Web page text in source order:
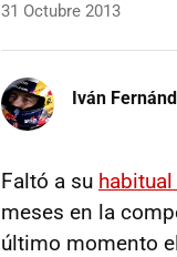
31 Octubre 2013
Iván
Faltó a su
meses en la
último momento